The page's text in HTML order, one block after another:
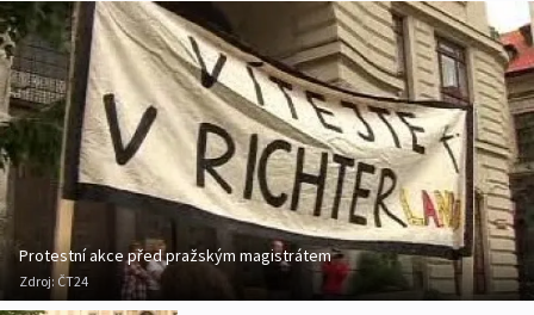
Protestní akce před pražským magistrátem
Zdroj: ČT24